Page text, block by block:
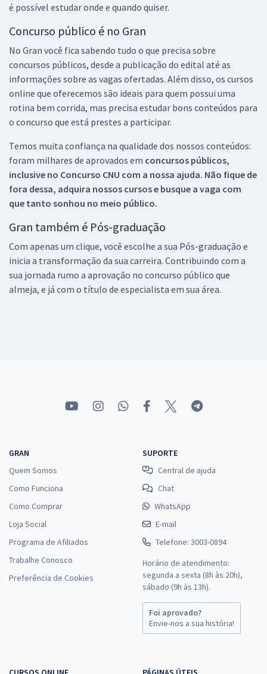
é possível estudar onde e quando quiser.
Concurso público é no Gran
No Gran você fica sabendo tudo o que precisa sobre
concursos públicos, desde a publicação do edital até as
informações sobre as vagas ofertadas. Além disso, os cursos
online que oferecemos são ideais para quem possui uma
rotina bem corrida, mas precisa estudar bons conteúdos para
o concurso que está prestes a participar.
Temos muita confiança na qualidade dos nossos conteúdos:
foram milhares de aprovados em concursos públicos,
inclusive no Concurso CNU com a nossa ajuda. Não fique de
fora dessa, adquira nossos cursos e busque a vaga com
que tanto sonhou no meio público.
Gran também é Pós-graduação
Com apenas um clique, você escolhe a sua Pós-graduação e
inicia a transformação da sua carreira. Contribuindo com a
sua jornada rumo a aprovação no concurso público que
almeja, e já com o título de especialista em sua área.
GRAN
Quem Somos
Como Funciona
Como Comprar
Loja Social
Programa de Afiliados
Trabalhe Conosco
Preferência de Cookies
SUPORTE
Central de ajuda
Chat
WhatsApp
E-mail
Telefone: 3003-0894
Horário de atendimento:
segunda a sexta (8h às 20h),
sábado (9h às 13h).
Foi aprovado?
Envie-nos a sua história!